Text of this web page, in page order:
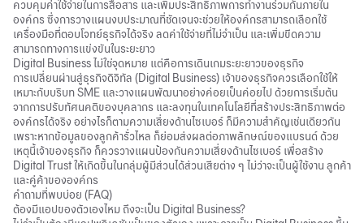
ควบคุมค่าใช้จ่ายในการสื่อสาร และเพิ่มประสิทธิภาพการทำงานร่วมกันภายใน
องค์กร ซึ่งการวางแผนงบประมาณที่ชัดเจนจะช่วยให้องค์กรสามารถเลือกใช้
เครื่องมือที่ตอบโจทย์ธุรกิจได้จริง ลดค่าใช้จ่ายที่ไม่จำเป็น และเพิ่มขีดความ
สามารถทางการแข่งขันในระยะยาว
Digital Business ไม่ใช่จุดหมาย แต่คือการเดินเกมระยะยาวของธุรกิจ
การเปลี่ยนผ่านสู่ธุรกิจดิจิทัล (Digital Business) เจ้าของธุรกิจควรเลือกใช้ให้
เหมาะกับบริบท SME และวางแผนพัฒนาอย่างค่อยเป็นค่อยไป ด้วยการเริ่มต้น
จากการปรับทัศนคติของบุคลากร และลงทุนในเทคโนโลยีที่สร้างประสิทธิภาพต่อ
องค์กรได้จริง อย่างไรก็ตามความเสี่ยงด้านไซเบอร์ ก็มีความสำคัญเช่นเดียวกัน
เพราะหากข้อมูลของลูกค้ารั่วไหล ก็ย่อมส่งผลต่อภาพลักษณ์ของแบรนด์ ด้วย
เหตุนี้เจ้าของธุรกิจ ก็ควรวางแผนป้องกันความเสี่ยงด้านไซเบอร์ เพื่อสร้าง
Digital Trust ให้เกิดขึ้นในกลุ่มผู้มีส่วนได้ส่วนเสียต่าง ๆ ไม่ว่าจะเป็นผู้ใช้งาน ลูกค้า
และคู่ค้าขององค์กร
คำถามที่พบบ่อย (FAQ)
ต้องมีแอปของตัวเองไหม ถึงจะเป็น Digital Business?